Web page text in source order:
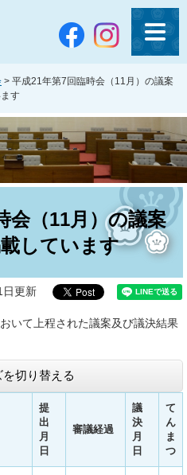
> 平成21年第7回臨時会（11月）の議案
す
会（11月）の議案
しています
日更新
いて上程された議案及び議決結果
切り替える
提
出
月
日
審議経過
議
決
月
日
て
ん
ま
つ